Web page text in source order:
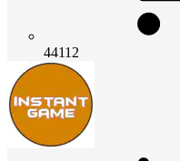
44112